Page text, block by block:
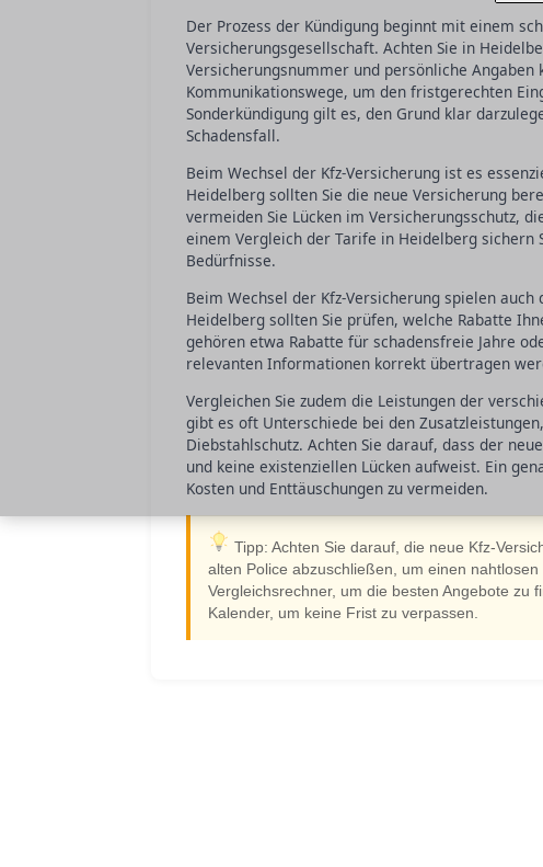
Der Prozess der Kündigung beginnt mit einem
Versicherungsgesellschaft. Achten Sie in
Versicherungsnummer und persönliche
Kommunikationswege, um den fristgerechten
Sonderkündigung gilt es, den Grund klar
Schadensfall.
Beim Wechsel der Kfz-Versicherung ist es
Heidelberg sollten Sie die neue Versicherung
vermeiden Sie Lücken im Versicherungsschutz,
einem Vergleich der Tarife in Heidelberg
Bedürfnisse.
Beim Wechsel der Kfz-Versicherung spielen
Heidelberg sollten Sie prüfen, welche Rabatte
gehören etwa Rabatte für schadensfreie Jahre
relevanten Informationen korrekt übertragen
Vergleichen Sie zudem die Leistungen der
gibt es oft Unterschiede bei den
Diebstahlschutz. Achten Sie darauf, dass der
und keine existenziellen Lücken aufweist. Ein
Kosten und Enttäuschungen zu vermeiden.
Tipp: Achten Sie darauf, die neue Kfz-
alten Police abzuschließen, um einen
Vergleichsrechner, um die besten Angebote zu
Kalender, um keine Frist zu verpassen.